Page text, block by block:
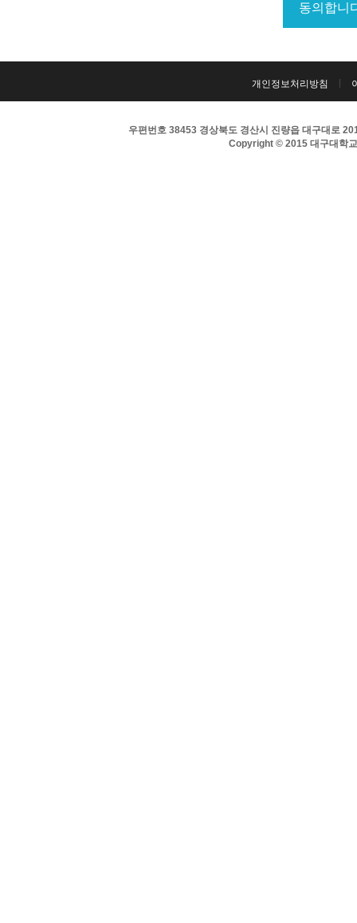
개인정보처리방침
우편번호 38453 경상북도 경산시 진량읍 대구대로
Copyright © 2015 대구대학